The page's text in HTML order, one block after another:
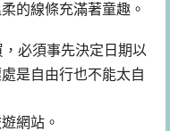
的線條充滿著童趣。
必須事先決定日期以
是自由行也不能太自
網站。